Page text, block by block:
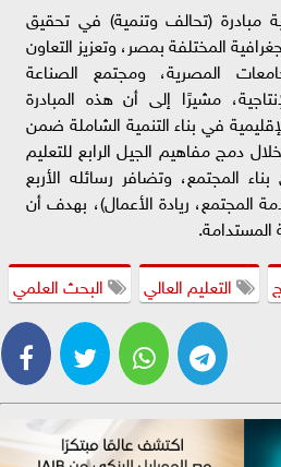
مبادرة (تحالف وتنمية) في تحقيق
المختلفة بمصر، وتعزيز التعاون
المصرية، ومجتمع الصناعة
مشيرًا إلى أن هذه المبادرة
في بناء التنمية الشاملة ضمن
من خلال دمج مفاهيم الجيل الرابع للتعليم
المجتمع، وتضافر رسائله الأربع
المجتمع، ريادة الأعمال)، بهدف أن
المستدامة.
التعليم العالي البحث العلمي